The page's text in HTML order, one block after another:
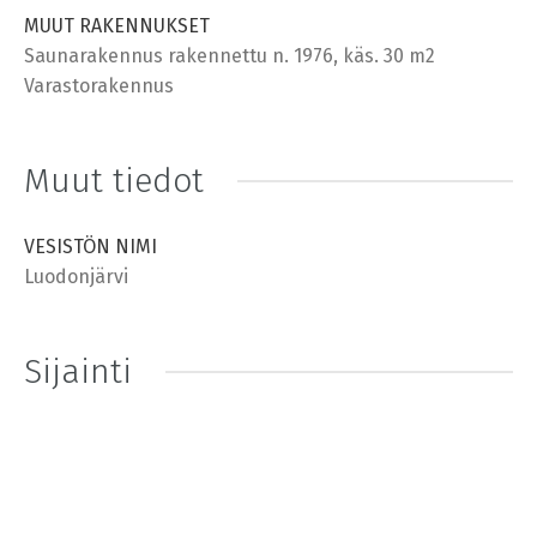
MUUT RAKENNUKSET
Saunarakennus rakennettu n. 1976, käs. 30 m2
Varastorakennus
Muut tiedot
VESISTÖN NIMI
Luodonjärvi
Sijainti